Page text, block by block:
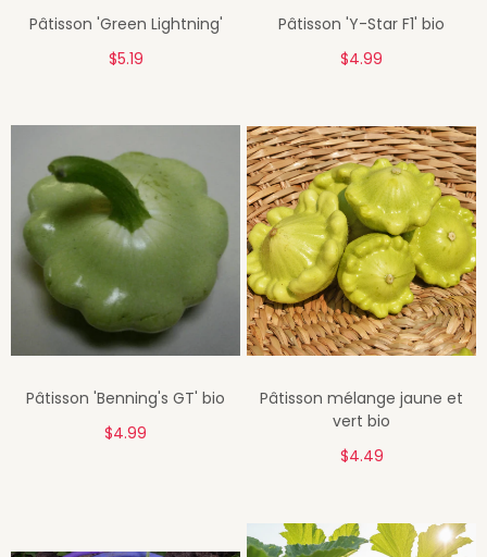
Pâtisson 'Green Lightning'
$5.19
Pâtisson 'Y-Star F1' bio
$4.99
Pâtisson 'Benning's GT' bio
$4.99
Pâtisson mélange jaune et
vert bio
$4.49